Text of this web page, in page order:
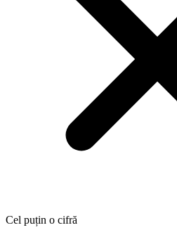
Cel puțin o cifră